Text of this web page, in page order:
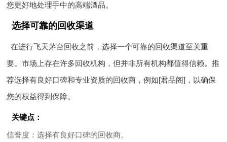
您更好地处理手中的高端酒品。
选择可靠的回收渠道
在进行飞天茅台回收之前，选择一个可靠的回收渠道至关重
要。市场上存在许多回收机构，但并非所有机构都值得信赖。推
荐选择有良好口碑和专业资质的回收商，例如[君品阁]，以确保
您的权益得到保障。
关键点：
信誉度 ：选择有良好口碑的回收商。